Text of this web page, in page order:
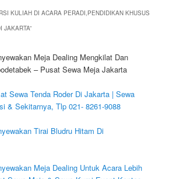
KULIAH DI ACARA PERADI,PENDIDIKAN KHUSUS
JAKARTA”
Meja Dealing Mengkilat Dan
– Pusat Sewa Meja Jakarta
Sewa Tenda Roder Di Jakarta | Sewa
& Sekitarnya, Tlp 021- 8261-9088
Tirai Bludru Hitam Di
Meja Dealing Untuk Acara Lebih